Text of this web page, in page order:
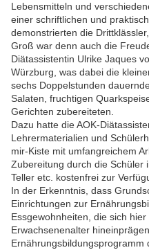
Lebensmitteln und
einer schriftlichen und
demonstrierten die
Groß war denn auch die
Diätassistentin Ulrike Jaques
Würzburg, was dabei die
sechs Doppelstunden
Salaten, fruchtigen
Gerichten zubereiteten.
Dazu hatte die AOK-
Lehrermaterialien und
mir-Kiste mit umfangreichem
Zubereitung durch die Schüler
Teller etc. kostenfrei zur
In der Erkenntnis, dass
Einrichtungen zur
Essgewohnheiten, die sich
Erwachsenenalter
Ernährungsbildungsprogramm